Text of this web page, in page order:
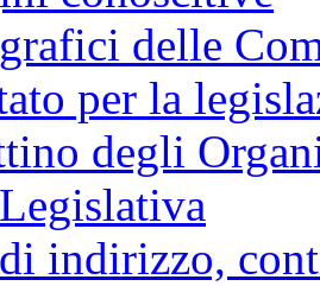
delle
per la
degli
indirizzo,